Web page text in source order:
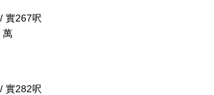
實267呎
萬
實282呎